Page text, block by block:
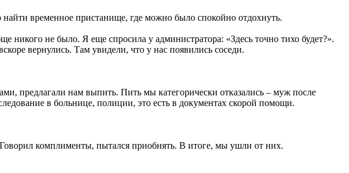
временное пристанище, где можно было спокойно отдохнуть.
никого не было. Я еще спросила у администратора: «Здесь точно тихо будет?».
вернулись. Там увидели, что у нас появились соседи.
предлагали нам выпить. Пить мы категорически отказались – муж после
в больнице, полиции, это есть в документах скорой помощи.
комплименты, пытался приобнять. В итоге, мы ушли от них.